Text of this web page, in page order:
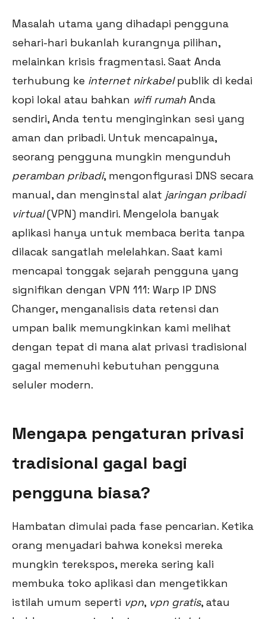
Masalah utama yang dihadapi pengguna
sehari-hari bukanlah kurangnya pilihan,
melainkan krisis fragmentasi. Saat Anda
terhubung ke internet nirkabelpublik di kedai
kopi lokal atau bahkan wifi rumah Anda
sendiri, Anda tentu menginginkan sesi yang
aman dan pribadi. Untuk mencapainya,
seorang pengguna mungkin mengunduh
peramban pribadi, mengonfigurasi DNS secara
manual, dan menginstal alat jaringan pribadi
virtual(VPN) mandiri. Mengelola banyak
aplikasi hanya untuk membaca berita tanpa
dilacak sangatlah melelahkan. Saat kami
mencapai tonggak sejarah pengguna yang
signifikan dengan VPN 111: Warp IP DNS
Changer, menganalisis data retensi dan
umpan balik memungkinkan kami melihat
dengan tepat di mana alat privasi tradisional
gagal memenuhi kebutuhan pengguna
seluler modern.
Mengapa pengaturan privasi
tradisional gagal bagi
pengguna biasa?
Hambatan dimulai pada fase pencarian. Ketika
orang menyadari bahwa koneksi mereka
mungkin terekspos, mereka sering kali
membuka toko aplikasi dan mengetikkan
istilah umum seperti vpn, vpn gratis, atau